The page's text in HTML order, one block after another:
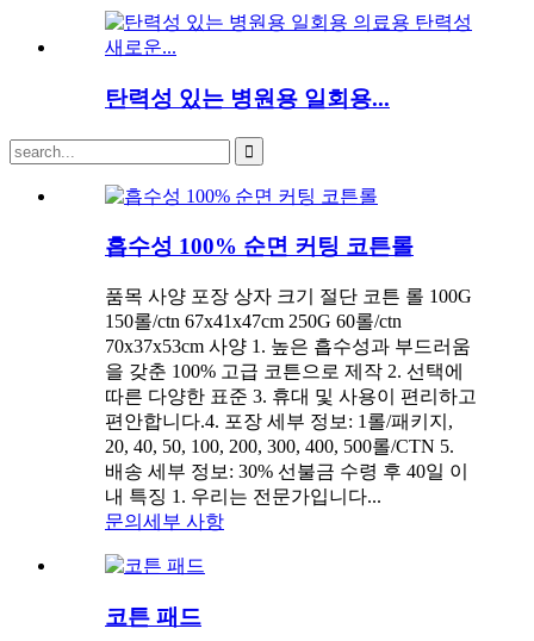
탄력성 있는 병원용 일회용...
흡수성 100% 순면 커팅 코튼롤
품목 사양 포장 상자 크기 절단 코튼 롤 100G
150롤/ctn 67x41x47cm 250G 60롤/ctn
70x37x53cm 사양 1. 높은 흡수성과 부드러움
을 갖춘 100% 고급 코튼으로 제작 2. 선택에
따른 다양한 표준 3. 휴대 및 사용이 편리하고
편안합니다.4. 포장 세부 정보: 1롤/패키지,
20, 40, 50, 100, 200, 300, 400, 500롤/CTN 5.
배송 세부 정보: 30% 선불금 수령 후 40일 이
내 특징 1. 우리는 전문가입니다...
문의 세부 사항
코튼 패드